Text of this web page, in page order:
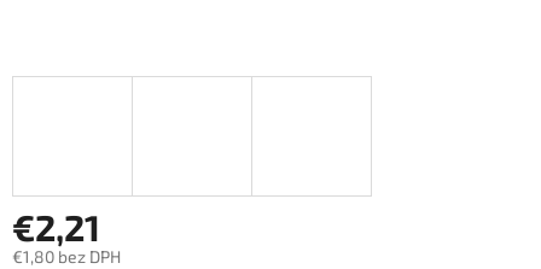
€2,21
€1,80 bez DPH